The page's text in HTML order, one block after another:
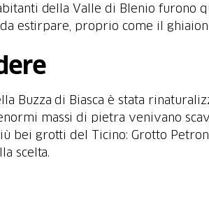
della Valle di Blenio furono
Da non perdere
Buzza di Biasca è stata
massi di pietra venivano
bei grotti del Ticino: Grotto